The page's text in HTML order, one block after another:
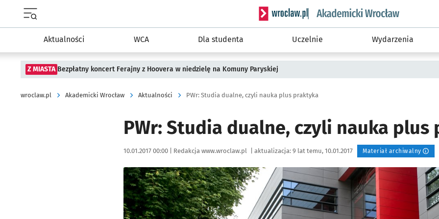
Menu główne portalu wroclaw.pl
Serwis informacyjny wroclaw.pl podserwis:
Aktualności WCA Dla studenta Uczelnie Wydarzenia
Z MIASTA Bezpłatny koncert Ferajny z Hoovera w niedzielę na Komuny Paryskiej
wroclaw.pl Akademicki Wrocław Aktualności PWr: Studia dualne, czyli nauka plus praktyka
PWr: Studia dualne, czyli nauka plus
Data publikacji:
10.01.2017 00:00 | Autor:
Redakcja www.wroclaw.pl aktualizacja: 9 lat temu, 10.01.2017 Materiał archiwalny
Kliknij, aby powiększyć